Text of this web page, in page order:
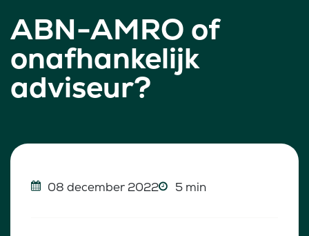
ABN-AMRO of
onafhankelijk
adviseur?
08 december 2022 5 min